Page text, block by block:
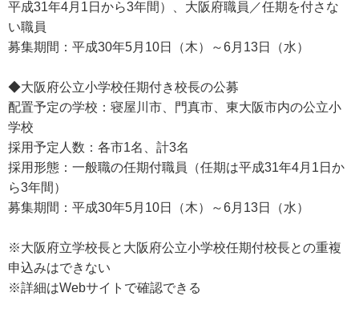
平成31年4月1日から3年間）、大阪府職員／任期を付さな
い職員
募集期間：平成30年5月10日（木）～6月13日（水）
◆大阪府公立小学校任期付き校長の公募
配置予定の学校：寝屋川市、門真市、東大阪市内の公立小
学校
採用予定人数：各市1名、計3名
採用形態：一般職の任期付職員（任期は平成31年4月1日か
ら3年間）
募集期間：平成30年5月10日（木）～6月13日（水）
※大阪府立学校長と大阪府公立小学校任期付校長との重複
申込みはできない
※詳細はWebサイトで確認できる